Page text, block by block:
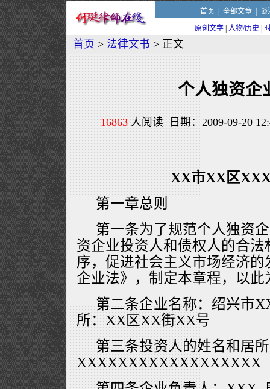
首页 全部文章| 谈
原创文学 人物/历史
首页 > 法律文书 > 正文
个人独资企
16863 人阅读 日期：2009-09-20
XX市XX区
第一章总则
第一条为了规范个人独资
资企业投资人和债权人的合
序，促进社会主义市场经济
企业法》，制定本章程，以
第二条企业名称：绍兴市
所：XX区XX街XX号
第三条投资人的姓名和居
XXXXXXXXXXXXXXXXXX